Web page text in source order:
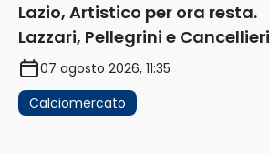
Lazio, Artistico per ora resta.
Lazzari, Pellegrini e Cancellieri
in uscita
07 agosto 2026, 11:35
Calciomercato